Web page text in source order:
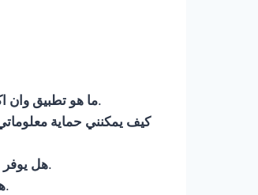
ما هو تطبيقهو تطبيق لإدارة البيانات والتواصل يوفر ميزات متعددة للمستخدمين.
كيف يمكنني حماية
هل يوفرنعم، يعتمد على تقنيات تشفير متقدمة لحماية البيانات.
نعم، يوفر خاصية إخفاء الرسائل الخاصة.